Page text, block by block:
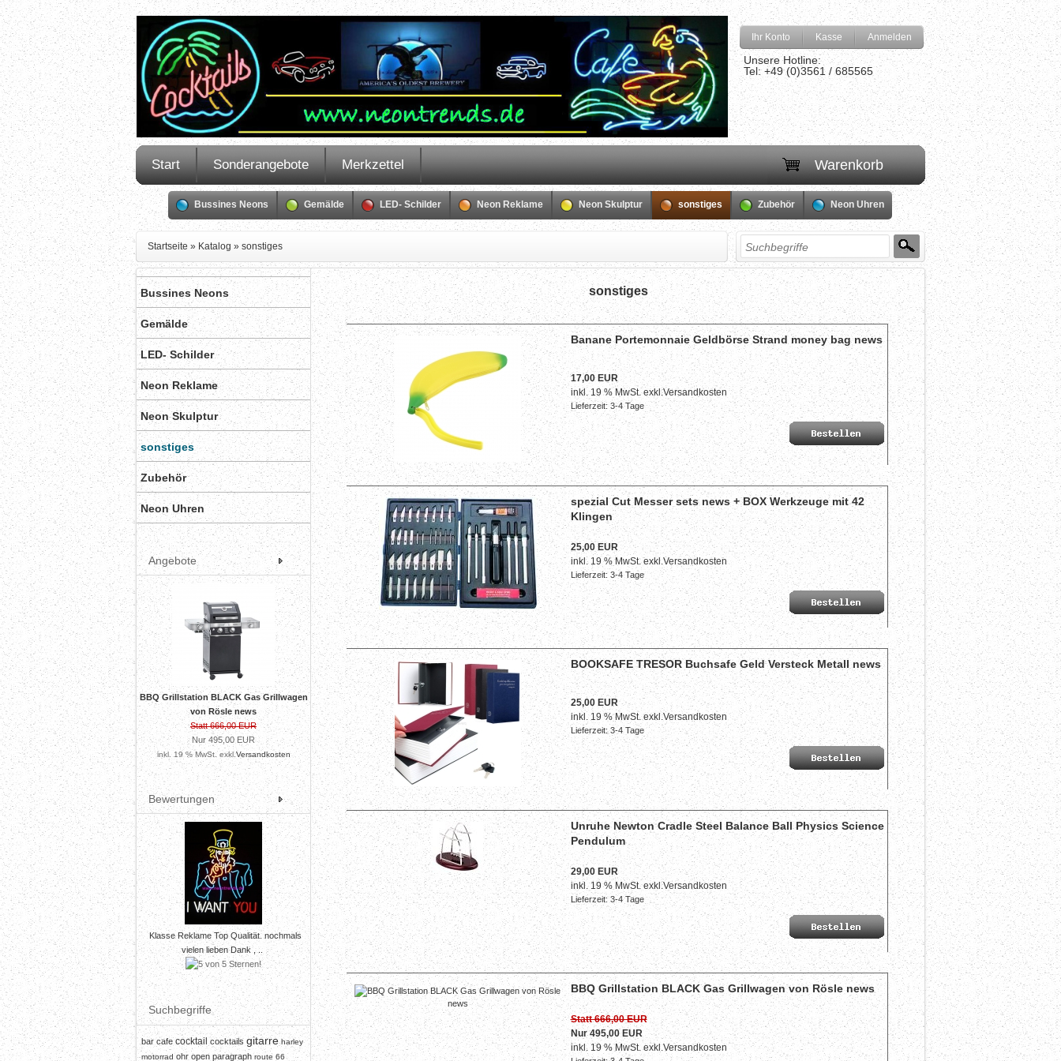
Anmelden
Kasse
Ihr Konto
Unsere Hotline:
Tel: +49 (0)3561 / 685565
Start Sonderangebote Merkzettel Warenkorb
Bussines Neons Gemälde LED- Schilder Neon Reklame Neon Skulptur sonstiges Zubehör Neon Uhren
Startseite » Katalog » sonstiges
Bussines Neons
Gemälde
LED- Schilder
Neon Reklame
Neon Skulptur
sonstiges
Zubehör
Neon Uhren
Angebote
BBQ Grillstation BLACK Gas Grillwagen
von Rösle news
Statt 666,00 EUR
Nur 495,00 EUR
inkl. 19 % MwSt. exkl.Versandkosten
Bewertungen
Klasse Reklame Top Qualität. nochmals
vielen lieben Dank , ..
Suchbegriffe
bar cafe cocktail cocktails gitarre harley
motorrad ohr open paragraph route 66
sonstiges
Banane Portemonnaie Geldbörse Strand money bag news
17,00 EUR
inkl. 19 % MwSt. exkl.Versandkosten
Lieferzeit: 3-4 Tage
spezial Cut Messer sets news + BOX Werkzeuge mit 42
Klingen
25,00 EUR
inkl. 19 % MwSt. exkl.Versandkosten
Lieferzeit: 3-4 Tage
BOOKSAFE TRESOR Buchsafe Geld Versteck Metall news
25,00 EUR
inkl. 19 % MwSt. exkl.Versandkosten
Lieferzeit: 3-4 Tage
Unruhe Newton Cradle Steel Balance Ball Physics Science
Pendulum
29,00 EUR
inkl. 19 % MwSt. exkl.Versandkosten
Lieferzeit: 3-4 Tage
BBQ Grillstation BLACK Gas Grillwagen von Rösle news
Statt 666,00 EUR
Nur 495,00 EUR
inkl. 19 % MwSt. exkl.Versandkosten